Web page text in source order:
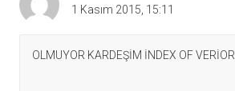
1 Kasım 2015, 15:11
OLMUYOR KARDEŞİM İNDEX OF VERİOR